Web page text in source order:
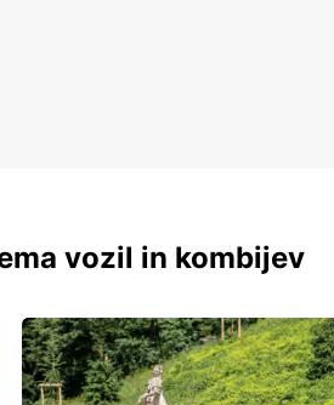
vozil in kombijev